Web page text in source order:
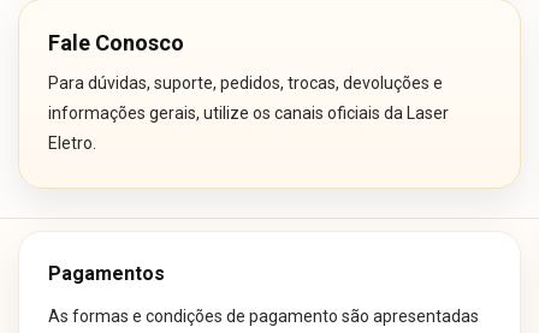
Fale Conosco
Para dúvidas, suporte, pedidos, trocas, devoluções e
informações gerais, utilize os canais oficiais da Laser
Eletro.
Pagamentos
As formas e condições de pagamento são apresentadas